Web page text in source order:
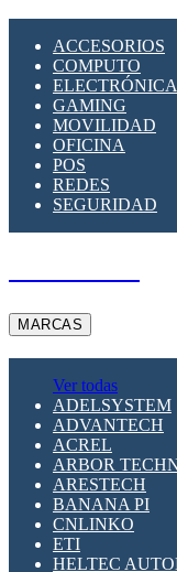
SUPRESOR DE
ACCESORIOS
COMPUTO
ELECTRÓNICA
GAMING
MOVILIDAD
OFICINA
POS
REDES
SEGURIDAD
MARCAS
Ver todas
ADELSYSTEM
ADVANTECH
ACREL
ARBOR
ARESTECH
BANANA PI
CNLINKO
ETI
HELTEC